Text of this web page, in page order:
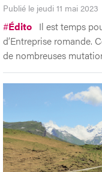
Publié le jeudi 11 mai 2023
#Édito Il est temps
d’Entreprise romande.
de nombreuses